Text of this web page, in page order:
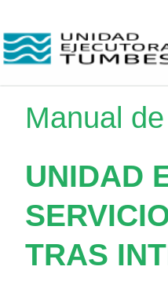
Manual
UNIDAD
TRAS